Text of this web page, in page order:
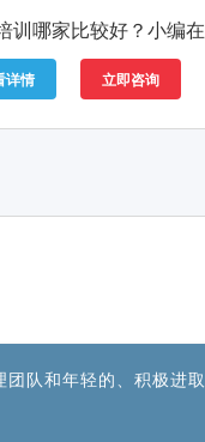
训哪家比较好？小编
详情 立即咨询
队和年轻的、积极进